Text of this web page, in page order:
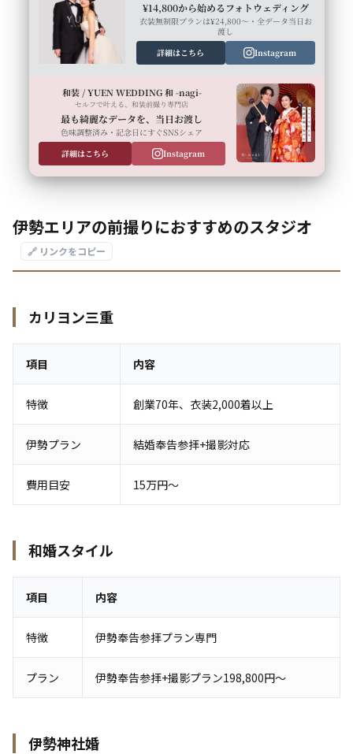
¥14,800から始めるフォトウェディング
衣装無制限プランは¥24,800〜・全データ当日お
渡し
詳細はこちら
Instagram
和装 / YUEN WEDDING 和 -nagi-
セルフで叶える、和装前撮り専門店
最も綺麗なデータを、当日お渡し
色味調整済み・記念日にすぐSNSシェア
詳細はこちら
Instagram
伊勢エリアの前撮りにおすすめのスタジオ
🔗 リンクをコピー
カリヨン三重
項目 内容
特徴 創業70年、衣装2,000着以上
伊勢プラン 結婚奉告参拝+撮影対応
費用目安 15万円〜
和婚スタイル
項目 内容
特徴 伊勢奉告参拝プラン専門
プラン 伊勢奉告参拝+撮影プラン198,800円〜
伊勢神社婚